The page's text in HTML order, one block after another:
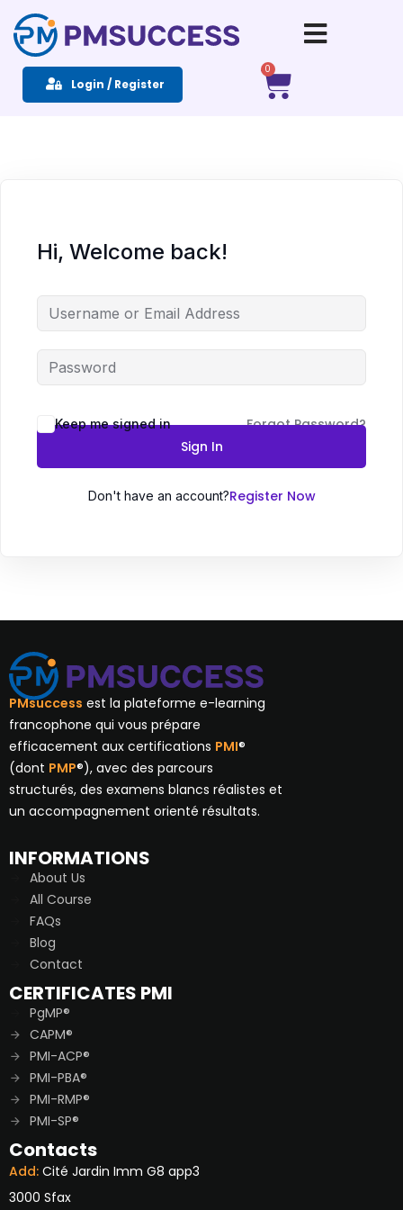
Login / Register
0
Hi, Welcome back!
Keep me signed in
Forgot Password?
Sign In
Don't have an account?Register Now
PMsuccess est la plateforme e-learning
francophone qui vous prépare
efficacement aux certifications PMI®
(dont PMP®), avec des parcours
structurés, des examens blancs réalistes et
un accompagnement orienté résultats.
INFORMATIONS
About Us
All Course
FAQs
Blog
Contact
CERTIFICATES PMI
PgMP®
CAPM®
PMI-ACP®
PMI-PBA®
PMI-RMP®
PMI-SP®
Contacts
Add: Cité Jardin Imm G8 app3
3000 Sfax
Sign in Sign up
Sign in
Remember me Lost your password?